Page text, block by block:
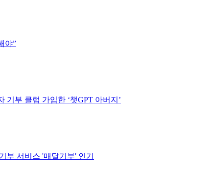
야”
부 클럽 가입한 ‘챗GPT 아버지’
부 서비스 '매달기부' 인기